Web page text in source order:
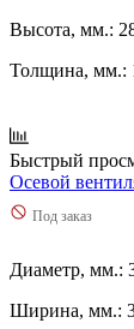
Высота, мм.:
Толщина, мм.:
Быстрый
Осевой
Под заказ
Диаметр, мм.:
Ширина, мм.: